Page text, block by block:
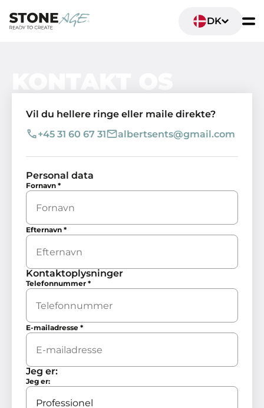
DK
Vil du hellere ringe eller maile direkte?
+45 31 60 67 31
albertsents@gmail.com
Personal data
Fornavn *
Efternavn *
Kontaktoplysninger
Telefonnummer *
E-mailadresse *
Jeg er:
Jeg er: